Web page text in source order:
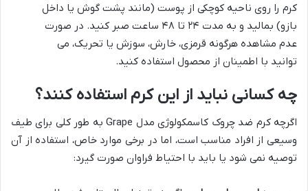
کرم را روی ناحیه کوچکی از پوست (مانند پشت گوش یا داخل
بازو) بمالید و به مدت ۲۴ تا ۴۸ ساعت صبر کنید. در صورت
عدم مشاهده هرگونه قرمزی، خارش، سوزش یا تحریک، می
توانید با اطمینان از محصول استفاده کنید.
چه کسانی نباید از این کرم استفاده کنند؟
اگرچه کرم ضد چروک کاسمکولوژی مدل Grape به طور کلی برای طیف
وسیعی از افراد مناسب است، اما در برخی موارد خاص، استفاده از آن
توصیه نمی شود یا باید با احتیاط فراوان صورت گیرد: